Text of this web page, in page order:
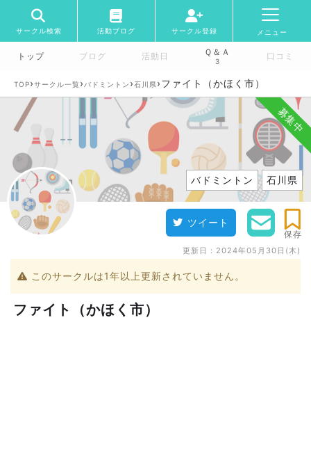
サークル検索 活動ブログ サークル登録 メニュー
トップ ブログ 活動日 Ｑ＆Ａ
3 口コミ
TOP›サークル一覧 › バドミントン ›石川県›ファイト（かほく市）
募集中
バドミントン 石川県
ツイート
保存
更新日： 2024年05月30日(木)
このサークルは1年以上更新されていません。
ファイト（かほく市）